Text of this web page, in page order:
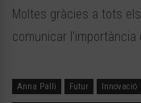
Moltes gràcies a tots
comunicar
Anna Palli Futur Innovació